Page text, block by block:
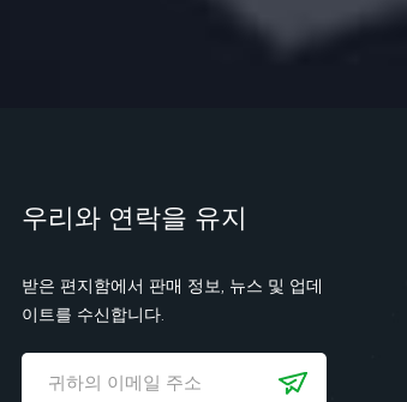
우리와 연락을 유지
받은 편지함에서 판매 정보, 뉴스 및 업데
이트를 수신합니다.